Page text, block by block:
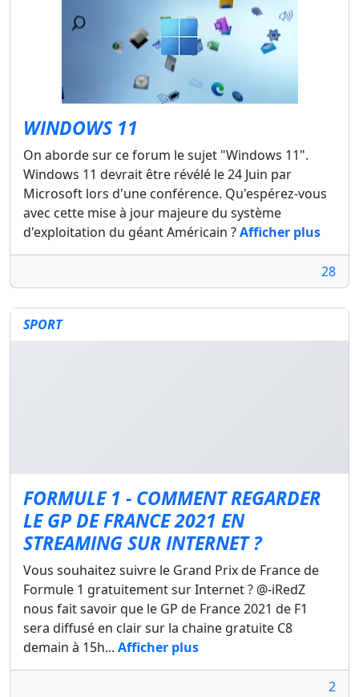
WINDOWS 11
On aborde sur ce forum le sujet "Windows 11".
Windows 11 devrait être révélé le 24 Juin par
Microsoft lors d'une conférence. Qu'espérez-vous
avec cette mise à jour majeure du système
d'exploitation du géant Américain ?Afficher plus
28
SPORT
FORMULE 1 - COMMENT REGARDER
LE GP DE FRANCE 2021 EN
STREAMING SUR INTERNET ?
Vous souhaitez suivre le Grand Prix de France de
Formule 1 gratuitement sur Internet ? @-iRedZ
nous fait savoir que le GP de France 2021 de F1
sera diffusé en clair sur la chaine gratuite C8
demain à 15h... Afficher plus
2